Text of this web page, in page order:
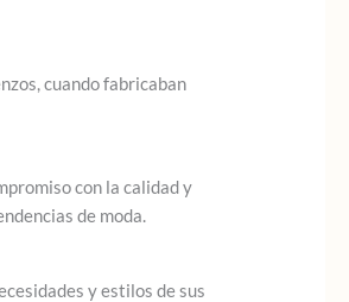
cuando fabricaban
con la calidad y
de moda.
y estilos de sus